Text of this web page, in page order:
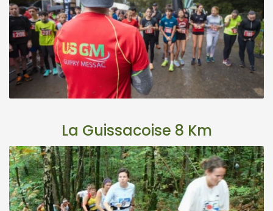
La Guissacoise 8 Km